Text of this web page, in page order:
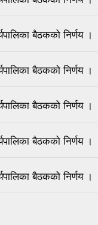
बैठकको निर्णय ।
बैठकको निर्णय ।
बैठकको निर्णय ।
बैठकको निर्णय ।
बैठकको निर्णय ।